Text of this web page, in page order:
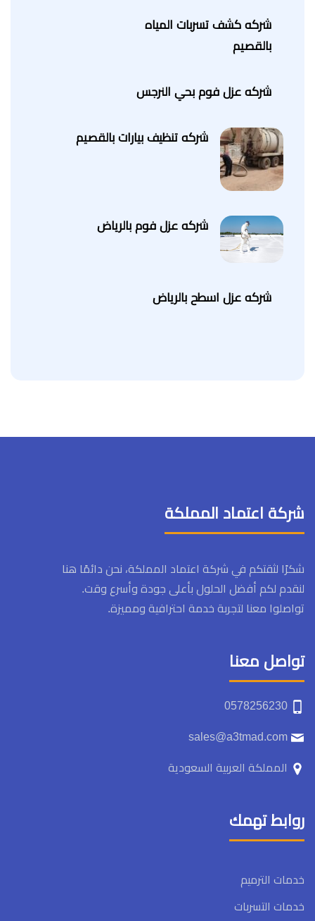
شركه كشف تسربات المياه
بالقصيم
شركه عزل فوم بحي النرجس
شركه تنظيف بيارات بالقصيم
شركه عزل فوم بالرياض
شركه عزل اسطح بالرياض
شركة اعتماد المملكة
شكرًا لثقتكم في شركة اعتماد المملكة، نحن دائمًا هنا
لنقدم لكم أفضل الحلول بأعلى جودة وأسرع وقت.
تواصلوا معنا لتجربة خدمة احترافية ومميزة.
تواصل معنا
المملكة العربية السعودية
روابط تهمك
خدمات الترميم
خدمات التسربات